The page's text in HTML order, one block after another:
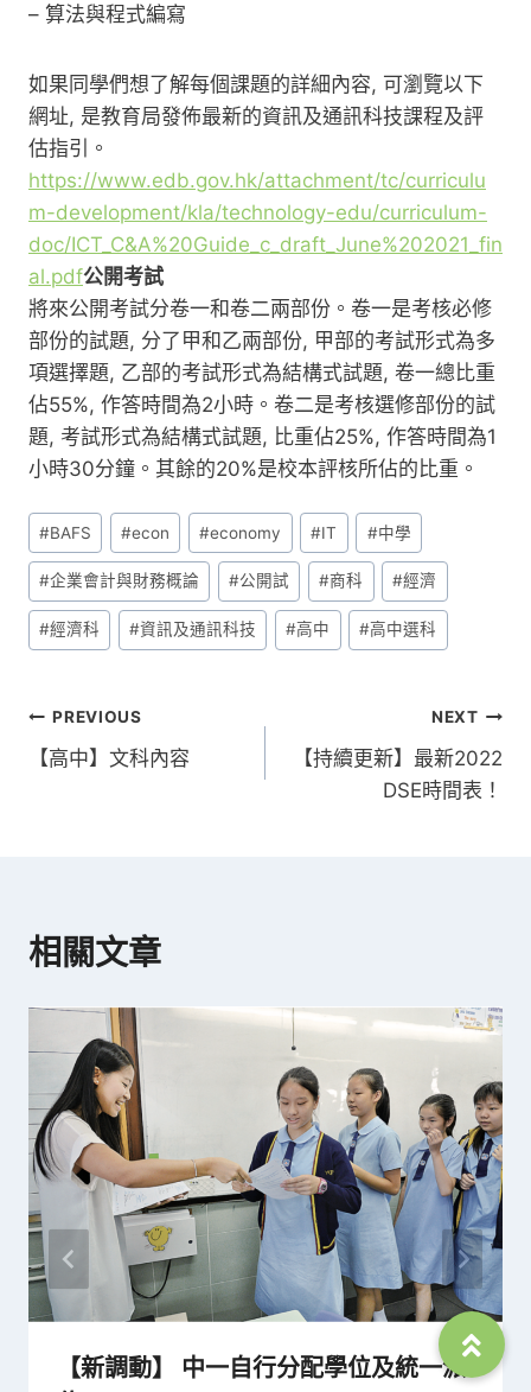
– 算法與程式編寫
如果同學們想了解每個課題的詳細內容, 可瀏覽以下
網址, 是教育局發佈最新的資訊及通訊科技課程及評
估指引。
https://www.edb.gov.hk/attachment/tc/curriculu
m-development/kla/technology-edu/curriculum-
doc/ICT_C&A%20Guide_c_draft_June%202021_fin
al.pdf公開考試
將來公開考試分卷一和卷二兩部份。卷一是考核必修
部份的試題, 分了甲和乙兩部份, 甲部的考試形式為多
項選擇題, 乙部的考試形式為結構式試題, 卷一總比重
佔55%, 作答時間為2小時。卷二是考核選修部份的試
題, 考試形式為結構式試題, 比重佔25%, 作答時間為1
小時30分鐘。其餘的20%是校本評核所佔的比重。
Post
Tags:
#BAFS #econ #economy #IT #中學
#企業會計與財務概論 #公開試 #商科 #經濟
#經濟科 #資訊及通訊科技 #高中 #高中選科
文
章
PREVIOUS
【高中】文科內容
NEXT
【持續更新】最新2022
DSE時間表！
相關文章
【新調動】 中一自行分配學位及統一派